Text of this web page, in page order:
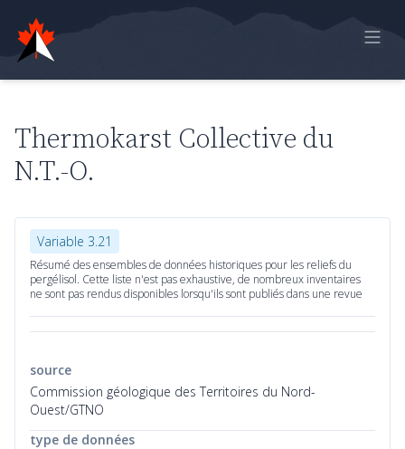
Rapport en ligne
Observations historiques
Rétroaction
Sign in
Thermokarst Collective du
N.T.-O.
Variable 3.21
Résumé des ensembles de données historiques pour les reliefs du
pergélisol. Cette liste n'est pas exhaustive, de nombreux inventaires
ne sont pas rendus disponibles lorsqu'ils sont publiés dans une revue
source
Commission géologique des Territoires du Nord-
Ouest/GTNO
type de données